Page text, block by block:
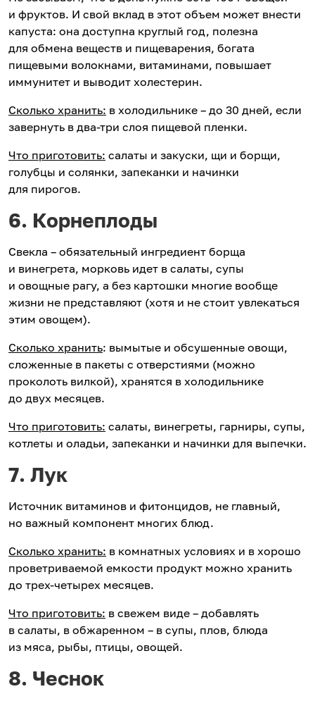
и фруктов. И свой вклад в этот объем может внести
капуста: она доступна круглый год, полезна
для обмена веществ и пищеварения, богата
пищевыми волокнами, витаминами, повышает
иммунитет и выводит холестерин.
Сколько хранить: в холодильнике – до 30 дней, если
завернуть в два-три слоя пищевой пленки.
Что приготовить: салаты и закуски, щи и борщи,
голубцы и солянки, запеканки и начинки
для пирогов.
6. Корнеплоды
Свекла – обязательный ингредиент борща
и винегрета, морковь идет в салаты, супы
и овощные рагу, а без картошки многие вообще
жизни не представляют (хотя и не стоит увлекаться
этим овощем).
Сколько хранить: вымытые и обсушенные овощи,
сложенные в пакеты с отверстиями (можно
проколоть вилкой), хранятся в холодильнике
до двух месяцев.
Что приготовить: салаты, винегреты, гарниры, супы,
котлеты и оладьи, запеканки и начинки для выпечки.
7. Лук
Источник витаминов и фитонцидов, не главный,
но важный компонент многих блюд.
Сколько хранить: в комнатных условиях и в хорошо
проветриваемой емкости продукт можно хранить
до трех-четырех месяцев.
Что приготовить: в свежем виде – добавлять
в салаты, в обжаренном – в супы, плов, блюда
из мяса, рыбы, птицы, овощей.
8. Чеснок